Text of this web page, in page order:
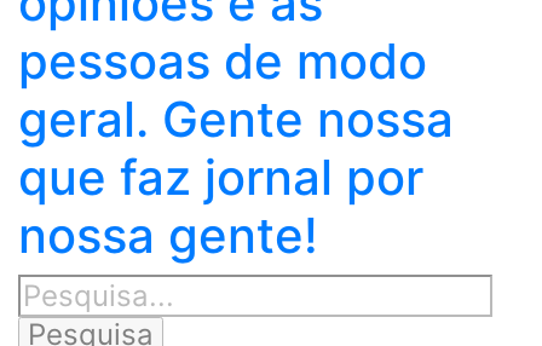
pessoas de modo
geral. Gente nossa
que faz jornal por
nossa gente!